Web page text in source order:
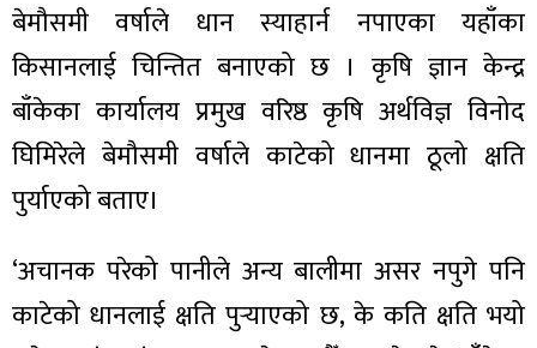
बेमौसमी वर्षाले धान स्याहार्न नपाएका यहाँका
किसानलाई चिन्तित बनाएको छ । कृषि ज्ञान केन्द्र
बाँकेका कार्यालय प्रमुख वरिष्ठ कृषि अर्थविज्ञ विनोद
घिमिरेले बेमौसमी वर्षाले काटेको धानमा ठूलो क्षति
पुर्याएको बताए।
‘अचानक परेको पानीले अन्य बालीमा असर नपुगे पनि
काटेको धानलाई क्षति पुर्‍याएको छ, के कति क्षति भयो